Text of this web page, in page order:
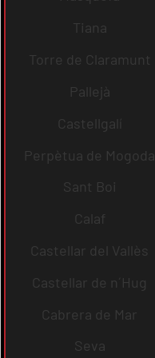
Tiana
Torre de Claramunt
Pallejà
Castellgalí
Perpètua de Mogoda
Sant Boi
Calaf
Castellar del Vallès
Castellar de n´Hug
Cabrera de Mar
Seva